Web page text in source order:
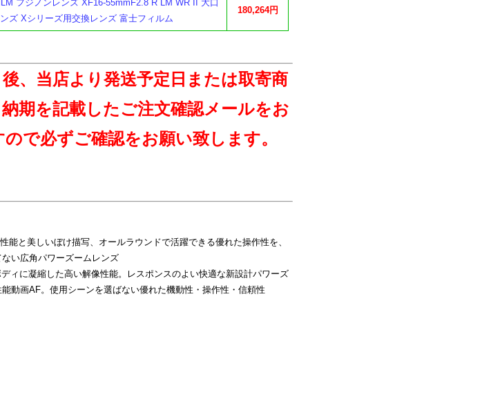
フジノンレンズ XF16-55mmF2.8 R LM WR II 大口
ズ Xシリーズ用交換レンズ 富士フィルム
180,264円
、当店より発送予定日または取寄商
期を記載したご注文確認メールをお
で必ずご確認をお願い致します。
能と美しいぼけ描写、オールラウンドで活躍できる優れた操作性を、
い広角パワーズームレンズ
ィに凝縮した高い解像性能。レスポンスのよい快適な新設計パワーズ
動画AF。使用シーンを選ばない優れた機動性・操作性・信頼性